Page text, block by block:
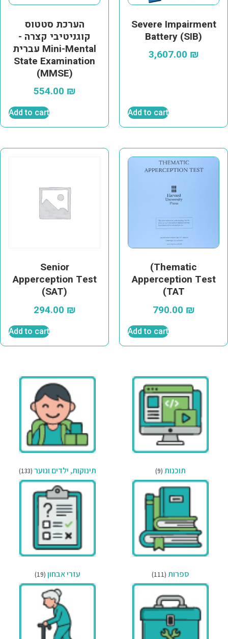
הערכת סטטוס
קוגניטיבי קצרה -
עברית Mini-Mental
State Examination
(MMSE)
554.00 ₪
Add to cart
Severe Impairment
Battery (SIB)
3,607.00 ₪
Add to cart
Senior
Apperception Test
(SAT)
294.00 ₪
Add to cart
(Thematic
Apperception Test
(TAT
790.00 ₪
Add to cart
תינוקות, ילדים ונוער (133) תוכנות (9)
עזרי אבחון (19) ספרות (111)